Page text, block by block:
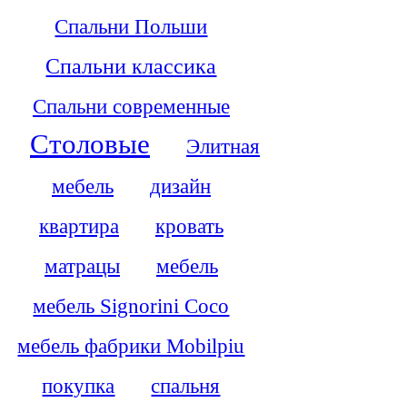
Спальни Польши
Спальни классика
Спальни современные
Столовые
Элитная
мебель
дизайн
квартира
кровать
матрацы
мебель
мебель Signorini Coco
мебель фабрики Mobilpiu
покупка
спальня